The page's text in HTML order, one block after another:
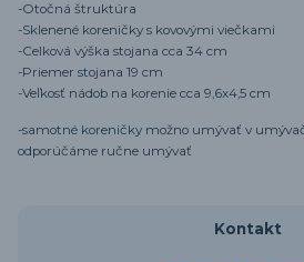
-Otočná štruktúra
-Sklenené koreničky s kovovými viečkami
-Celková výška stojana cca 34 cm
-Priemer stojana 19 cm
-Veľkosť nádob na korenie cca 9,6x4,5 cm
-samotné koreničky možno umývať v
odporúčáme ručne umývať
Kontakt